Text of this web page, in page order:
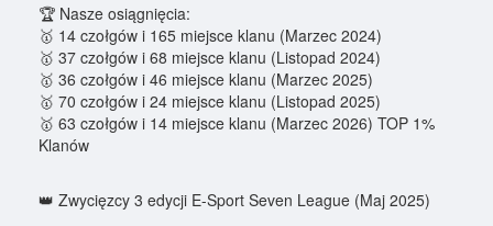
🏆 Nasze osiągnięcia:
🥇 14 czołgów i 165 miejsce klanu (Marzec 2024)
🥇 37 czołgów i 68 miejsce klanu (Listopad 2024)
🥇 36 czołgów i 46 miejsce klanu (Marzec 2025)
🥇 70 czołgów i 24 miejsce klanu (Listopad 2025)
🥇 63 czołgów i 14 miejsce klanu (Marzec 2026) TOP 1%
Klanów
👑 Zwycięzcy 3 edycji E-Sport Seven League (Maj 2025)